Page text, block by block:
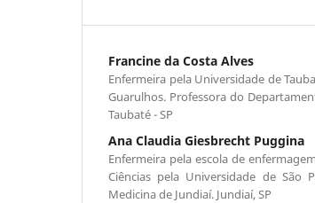
Francine da Costa Alves
Enfermeira pela Universidade de
Guarulhos. Professora do
Taubaté - SP
Ana Claudia Giesbrecht Puggina
Enfermeira pela escola de
Ciências pela Universidade de São
Medicina de Jundiaí. Jundiaí, SP